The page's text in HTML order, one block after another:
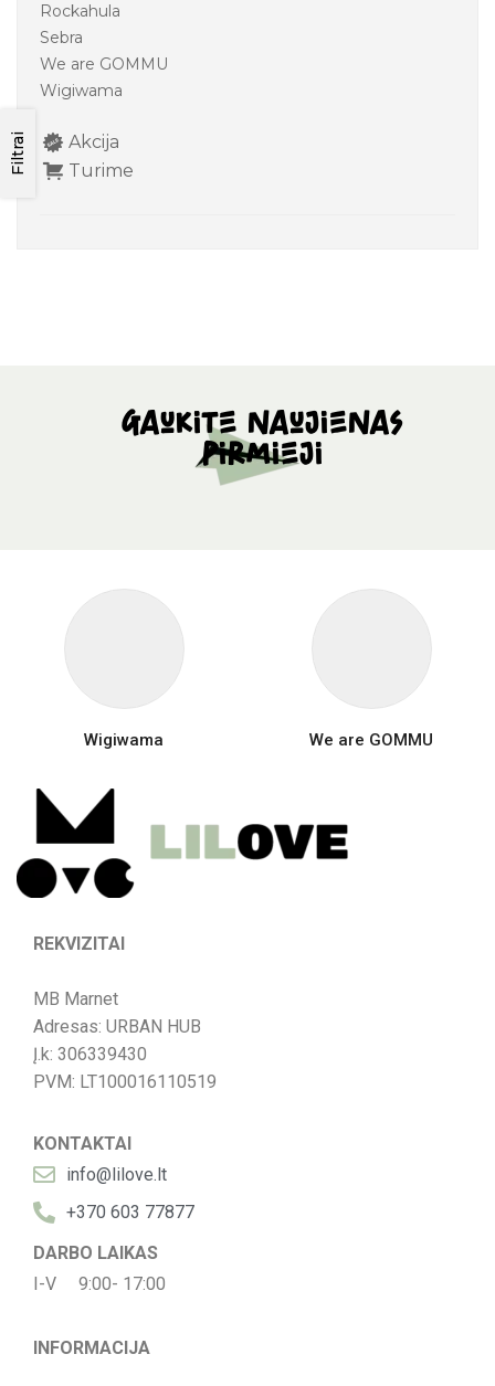
Rockahula
Sebra
We are GOMMU
Wigiwama
Akcija
Turime
Filtrai
Gaukite naujienas
pirmieji
Wigiwama We are GOMMU
REKVIZITAI
MB Marnet
Adresas: URBAN HUB
Į.k: 306339430
PVM: LT100016110519
KONTAKTAI
info@lilove.lt
+370 603 77877
DARBO LAIKAS
I-V 9:00- 17:00
INFORMACIJA